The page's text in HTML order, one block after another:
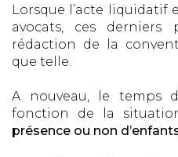
Lorsque l’acte liquidatif
avocats, ces derniers
rédaction de la
que telle.
A nouveau, le temps
fonction de la
présence ou non